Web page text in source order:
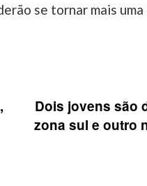
se tornar mais
Dois jovens são
zona sul e outro